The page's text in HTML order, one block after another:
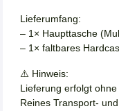
Lieferumfang:
– 1× Haupttasche
– 1× faltbares
⚠️ Hinweis:
Lieferung erfolgt
Reines Transport-